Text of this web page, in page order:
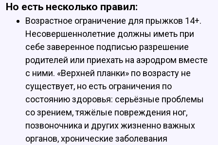
Но есть несколько правил:
Возрастное ограничение для прыжков 14+.
Несовершеннолетние должны иметь при
себе заверенное подписью разрешение
родителей или приехать на аэродром вместе
с ними. «Верхней планки» по возрасту не
существует, но есть ограничения по
состоянию здоровья: серьёзные проблемы
со зрением, тяжёлые повреждения ног,
позвоночника и других жизненно важных
органов, хронические заболевания